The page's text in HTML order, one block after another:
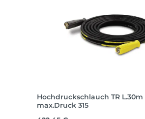
Hochdruckschlauch TR L.30m
max.Druck 315